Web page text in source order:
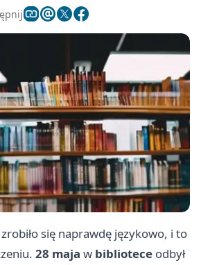
się naprawdę językowo, i to
28 maja w bibliotece odbył